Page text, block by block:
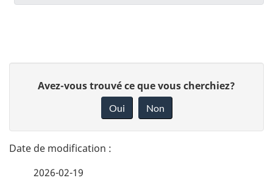
a
i
t
t
a
n
Avez-vous trouvé ce que vous cherchiez?
Oui Non
2026-02-19